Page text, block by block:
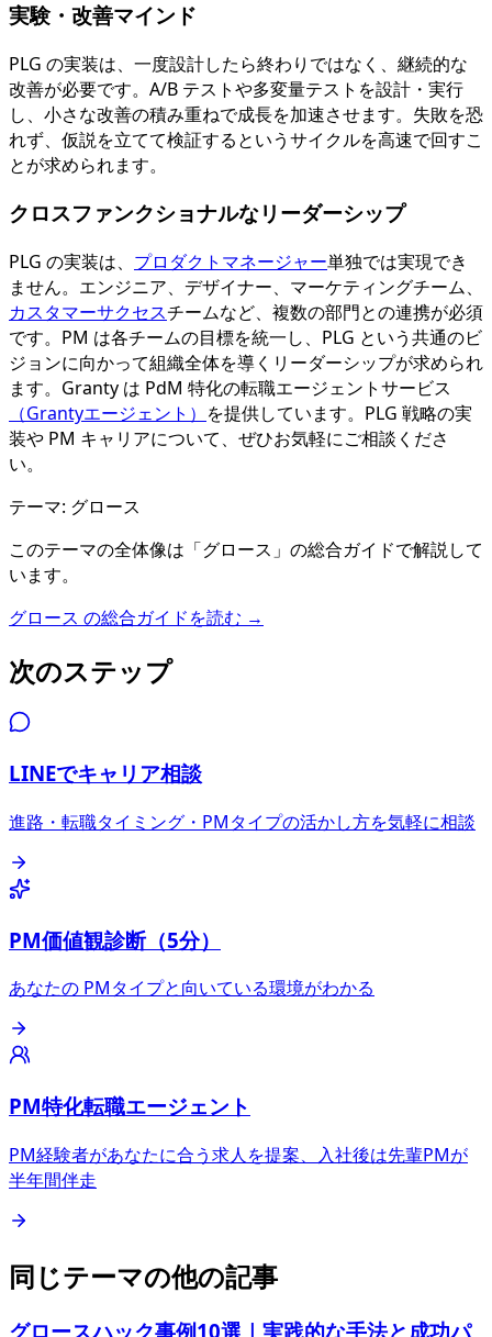
実験・改善マインド
PLG の実装は、一度設計したら終わりではなく、継続的な
改善が必要です。A/B テストや多変量テストを設計・実行
し、小さな改善の積み重ねで成長を加速させます。失敗を恐
れず、仮説を立てて検証するというサイクルを高速で回すこ
とが求められます。
クロスファンクショナルなリーダーシップ
PLG の実装は、 プロダクトマネージャー単独では実現でき
ません。エンジニア、デザイナー、マーケティングチーム、
カスタマーサクセスチームなど、複数の部門との連携が必須
です。PM は各チームの目標を統一し、PLG という共通のビ
ジョンに向かって組織全体を導くリーダーシップが求められ
ます。Granty は PdM 特化の転職エージェントサービス
（Grantyエージェント） を提供しています。PLG 戦略の実
装や PM キャリアについて、ぜひお気軽にご相談くださ
い。
テーマ: グロース
このテーマの全体像は「グロース 」の総合ガイドで解説して
います。
グロース の総合ガイドを読む →
次のステップ
LINEでキャリア相談
進路・転職タイミング・PMタイプの活かし方を気軽に相談
PM価値観診断（5分）
あなたの PMタイプと向いている環境がわかる
PM特化転職エージェント
PM経験者があなたに合う求人を提案、入社後は先輩PMが
半年間伴走
同じテーマの他の記事
グロースハック事例10選｜実践的な手法と成功パ